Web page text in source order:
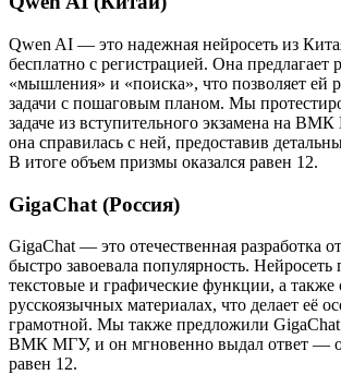
Qwen AI — это надежная нейросеть из
бесплатно с регистрацией. Она
«мышления» и «поиска», что позволяет ей
задачи с пошаговым планом. Мы
задаче из вступительного экзамена на
она справилась с ней, предоставив
В итоге объем призмы оказался равен 12.
GigaChat (Россия)
GigaChat — это отечественная разработка
быстро завоевала популярность. Нейросеть
текстовые и графические функции, а также
русскоязычных материалах, что делает её
грамотной. Мы также предложили GigaChat
ВМК МГУ, и он мгновенно выдал ответ —
равен 12.